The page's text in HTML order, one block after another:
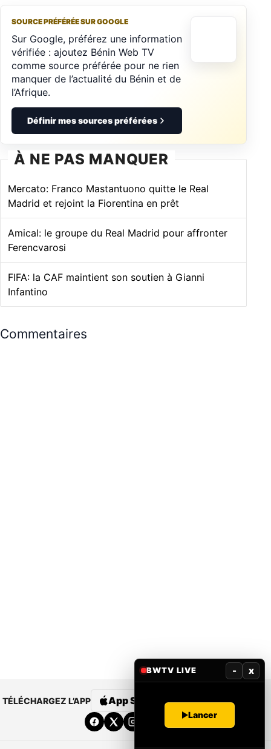
SOURCE PRÉFÉRÉE SUR GOOGLE
Sur Google, préférez une information
vérifiée : ajoutez Bénin Web TV
comme source préférée pour ne rien
manquer de l’actualité du Bénin et de
l’Afrique.
Définir mes sources préférées
À NE PAS MANQUER
Mercato: Franco Mastantuono quitte le Real
Madrid et rejoint la Fiorentina en prêt
Amical: le groupe du Real Madrid pour affronter
Ferencvarosi
FIFA: la CAF maintient son soutien à Gianni
Infantino
Commentaires
TÉLÉCHARGEZ L’APP App Store Google Play
BWTV LIVE - x
Lancer